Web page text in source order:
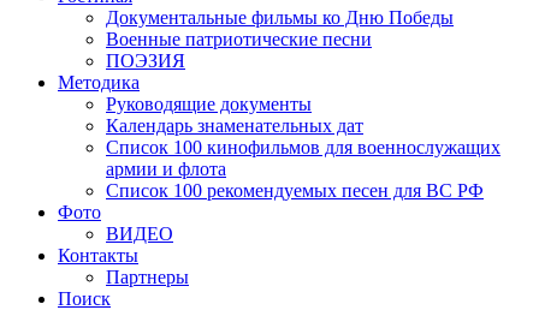
Документальные фильмы ко Дню Победы
Военные патриотические песни
ПОЭЗИЯ
Методика
Руководящие документы
Календарь знаменательных дат
Список 100 кинофильмов для военнослужащих
армии и флота
Список 100 рекомендуемых песен для ВС РФ
Фото
ВИДЕО
Контакты
Партнеры
Поиск